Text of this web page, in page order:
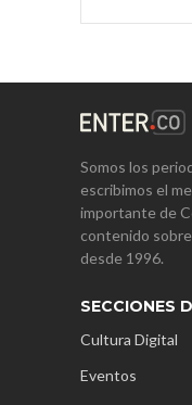
Somos los
escribimos el
importante de
contenido
desde 1996.
SECCIONES
Cultura Digital
Eventos